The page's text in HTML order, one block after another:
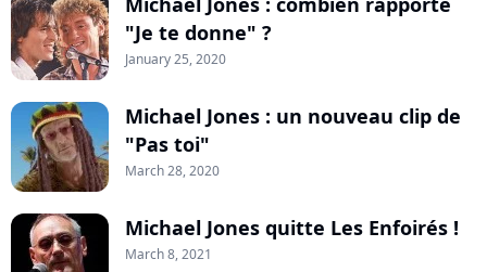
"Je te donne" ?
January 25, 2020
Michael Jones : un nouveau clip de
"Pas toi"
March 28, 2020
Michael Jones quitte Les Enfoirés !
March 8, 2021